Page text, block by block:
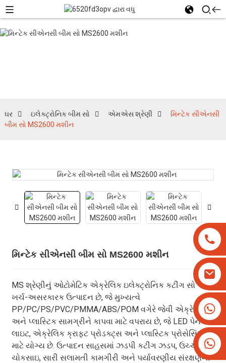
+8613825779334
+૧૬૨૬૬૬૨૮૧૯૩
ઘર ઇલેક્ટ્રોનિક બીમ સો એમએસ શ્રેણી
મિન્ટેક સીએનસી
બીમ સો MS2600 મશીન
મિન્ટેક સીએનસી બીમ સો MS2600 મશીન
MS શ્રેણીનું ઓટોમેટિક એક્રેલિક ઇલેક્ટ્રોનિક કટીંગ સો એક
ખર્ચ-અસરકારક ઉત્પાદન છે, જે મુખ્યત્વે
PP/PC/PS/PVC/PMMA/ABS/POM વગેરે જેવી એક્રેલિક
અને પ્લાસ્ટિક સામગ્રીને કાપવા માટે વપરાય છે, જે LED પેનલ
લાઇટ, એક્રેલિક ક્રાફ્ટ પ્રોડક્ટ્સ અને પ્લાસ્ટિક પ્રોસેસિંગ
માટે યોગ્ય છે. ઉત્પાદન સાહસમાં ઝડપી કટીંગ ઝડપ, ઉચ્ચ
ચોકસાઇ, સારી સલામતી કામગીરી અને પર્યાવરણીય સંરક્ષણની